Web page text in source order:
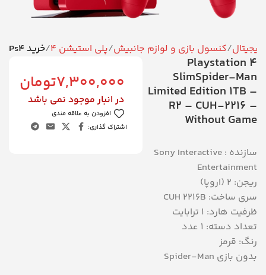
دیجیتال کنسول بازی و لوازم جانبیش پلی استیشن 4 خرید Ps4
Playstation 4
SlimSpider-Man
Limited Edition 1TB –
R2 – CUH-2216 –
Without Game
سازنده : Sony Interactive
Entertainment
ریجن: 2 (اروپا)
سری ساخت: CUH 2216B
ظرفيت هارد: 1 ترابایت
تعداد دسته: 1 عدد
رنگ: قرمز
بدون بازی Spider-Man
7,300,000تومان
در انبار موجود نمی باشد
افزودن به علاقه مندی
اشتراک گذاری: